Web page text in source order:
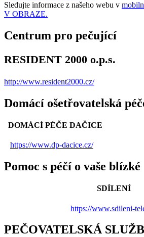
Sledujte informace z našeho webu v
V OBRAZE.
Centrum pro pečující
RESIDENT 2000 o.p.s.
http://www.resident2000.cz/
Domácí ošetřovatelská
DOMÁCÍ PÉČE DAČICE
https://www.dp-dacice.cz/
Pomoc s péčí o vaše blízké
SDÍLENÍ
https://www.sdileni-
PEČOVATELSKÁ